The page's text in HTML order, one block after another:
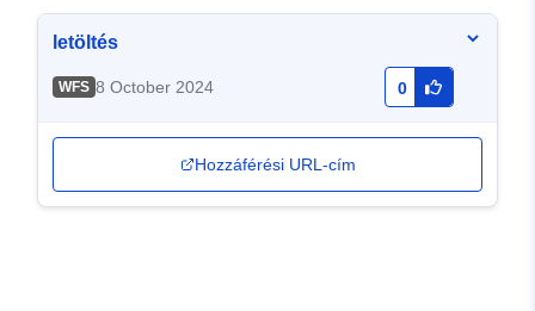
letöltés
WFS 8 October 2024 0
Hozzáférési URL-cím